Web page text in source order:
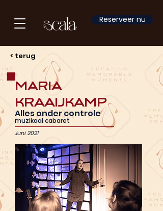
Reserveer nu
< terug
Maria
Kraaijkamp
Alles onder controle
muzikaal cabaret
Juni 2021